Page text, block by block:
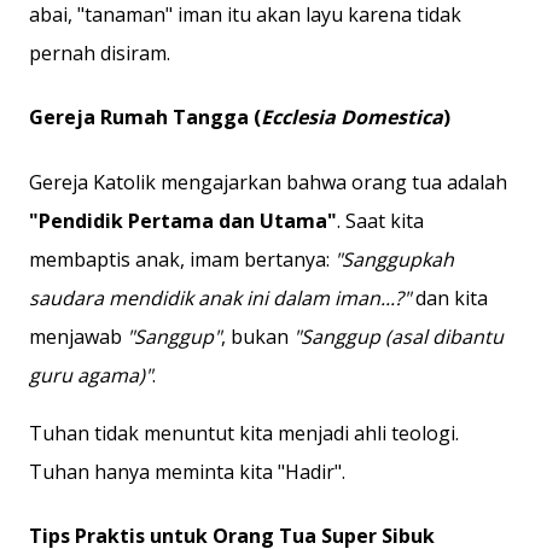
abai, "tanaman" iman itu akan layu karena tidak
pernah disiram.
Gereja Rumah Tangga (Ecclesia Domestica)
Gereja Katolik mengajarkan bahwa orang tua adalah
"Pendidik Pertama dan Utama". Saat kita
membaptis anak, imam bertanya: "Sanggupkah
saudara mendidik anak ini dalam iman...?"dan kita
menjawab "Sanggup", bukan "Sanggup (asal dibantu
guru agama)".
Tuhan tidak menuntut kita menjadi ahli teologi.
Tuhan hanya meminta kita "Hadir".
Tips Praktis untuk Orang Tua Super Sibuk